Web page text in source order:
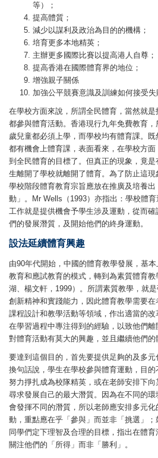
等）；
提高體質；
減少以謀利及政治為目的的機構；
培育更多本地精英；
主辦更多國際比賽以提高港人自尊；
提高香港在國際體育界的地位；
增強親子關係
加強公平競賽意識及訓練如何接受失
在學校方面來說，所謂全民體育，當然就是
都參與體育活動。香港現行九年免費教育，
歲兒童都必須上學，而學校均有體育課。既
都有機會上體育課，表面看來，在學校方面
到全民體育的目標了。但真正的現象，竟是
生離開了學校就離開了體育。為了防止這現
學校階段體育教育宗旨應放在推廣及培養出
動」。Mr Wells（1993）亦指出：學校體
工作就是提供機會予學生涉及運動，從而確
們的發展潛質，及開始他們的終身運動。
設法延續體育興趣
由90年代開始，中國的體育教學發展，基
教育和應試教育的模式，轉到為素質體育教
湖、楊文軒，1999）。所謂素質教學，就
創新精神和實踐能力，因此體育教學需要在
課程設計和教學活動等領域，作出適當的改
在學習過程中專注得到的經驗，以致他們離
對體育活動有莫大的興趣，並且繼續他們的
要達到這個目的，首先要提供足夠的及多元
換句話說，學生在學校參與體育運動，目的
努力掙扎成為校隊精英，或在老師安排下向
尋求發展自己的最大潛質。因為在不同的環
會發揮不同的潛質，所以老師應安排多元化
動，重點應在乎「參與」而並非「挑選」；
同學們定下理智及合理的目標，指出在體
關注他們的「所得」而非「勝利」。